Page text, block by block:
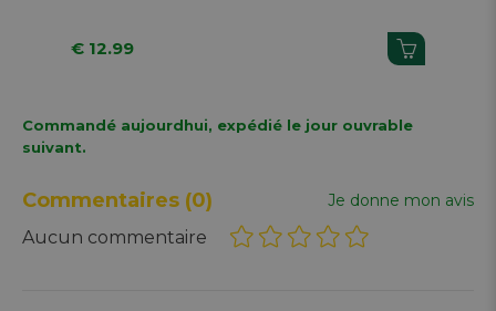
€ 12.99
Commandé aujourdhui, expédié le jour ouvrable
suivant.
Commentaires (0) Je donne mon avis
Aucun commentaire